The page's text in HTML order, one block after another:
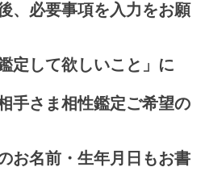
、必要事項を入力をお願
定して欲しいこと」に
手さま相性鑑定ご希望の
前・生年月日もお書